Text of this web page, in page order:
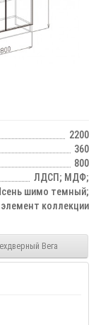
2200
360
800
ЛДСП; МДФ;
шимо темный;
элемент коллекции
Вега